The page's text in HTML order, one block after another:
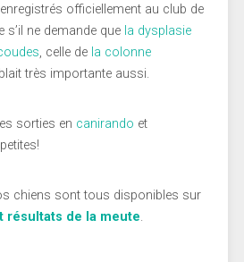
officiellement au club de
s’il ne demande que la dysplasie
, celle de la colonne
très importante aussi.
sorties en canirando et
chiens sont tous disponibles sur
résultats de la meute.